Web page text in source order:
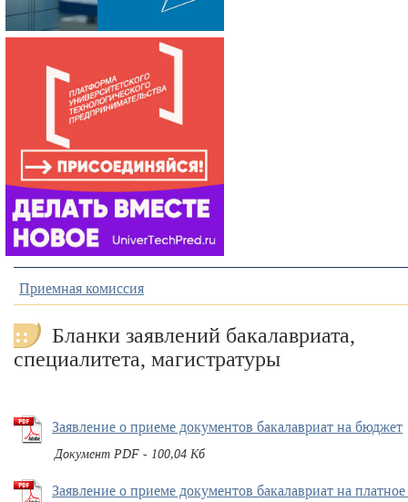
Приемная комиссия
Бланки заявлений бакалавриата,
специалитета, магистратуры
Заявление о приеме документов бакалавриат на бюджет
Документ PDF - 100,04 Кб
Заявление о приеме документов бакалавриат на